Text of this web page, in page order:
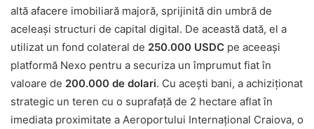
altă afacere imobiliară majoră, sprijinită din umbră de
aceleași structuri de capital digital. De această dată, el a
utilizat un fond colateral de 250.000 USDC pe aceeași
platformă Nexo pentru a securiza un împrumut fiat în
valoare de 200.000 de dolari. Cu acești bani, a achiziționat
strategic un teren cu o suprafață de 2 hectare aflat în
imediata proximitate a Aeroportului Internațional Craiova, o